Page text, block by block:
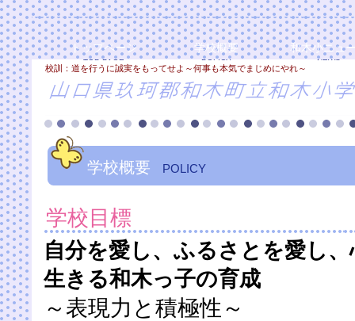
校訓：道を行うに誠実をもってせよ～何事も本気でまじめにやれ～
学校概要 POLICY
学校目標
自分を愛し、ふるさとを愛し
生きる和木っ子の育成
～表現力と積極性～
トップページ
TOP PAGE
学校概要
POLICY
和木小ニュ
NEWS